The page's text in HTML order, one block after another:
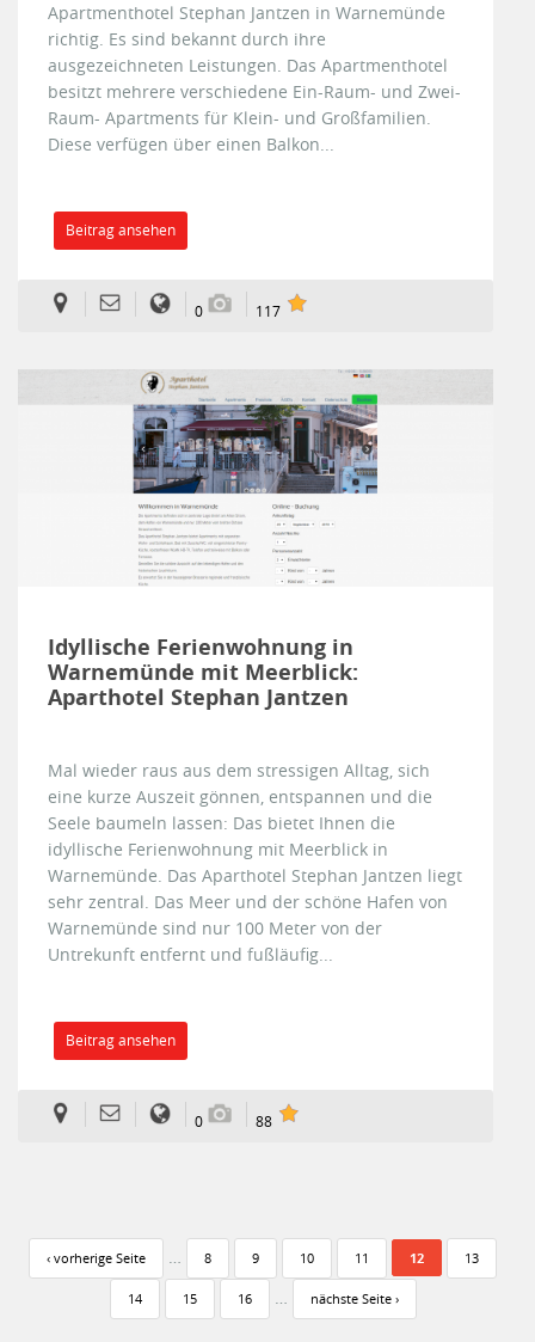
Apartmenthotel Stephan Jantzen in Warnemünde
richtig. Es sind bekannt durch ihre
ausgezeichneten Leistungen. Das Apartmenthotel
besitzt mehrere verschiedene Ein-Raum- und Zwei-
Raum- Apartments für Klein- und Großfamilien.
Diese verfügen über einen Balkon...
Beitrag ansehen
0 117
Idyllische Ferienwohnung in
Warnemünde mit Meerblick:
Aparthotel Stephan Jantzen
Mal wieder raus aus dem stressigen Alltag, sich
eine kurze Auszeit gönnen, entspannen und die
Seele baumeln lassen: Das bietet Ihnen die
idyllische Ferienwohnung mit Meerblick in
Warnemünde. Das Aparthotel Stephan Jantzen liegt
sehr zentral. Das Meer und der schöne Hafen von
Warnemünde sind nur 100 Meter von der
Untrekunft entfernt und fußläufig...
Beitrag ansehen
0 88
‹ vorherige Seite … 8 9 10 11 12 13
14 15 16 … nächste Seite ›